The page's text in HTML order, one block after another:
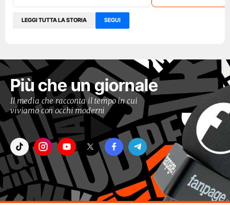
LEGGI TUTTA LA STORIA SEGUI
Più che un giornale
Il media che racconta il tempo in cui
viviamo con occhi moderni